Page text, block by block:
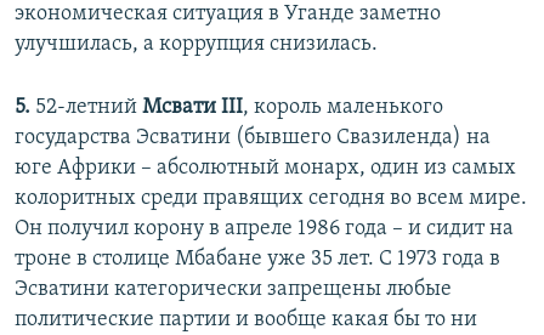
экономическая ситуация в Уганде заметно
улучшилась, а коррупция снизилась.
5. 52-летний Мсвати III, король маленького
государства Эсватини (бывшего Свазиленда) на
юге Африки – абсолютный монарх, один из самых
колоритных среди правящих сегодня во всем мире.
Он получил корону в апреле 1986 года – и сидит на
троне в столице Мбабане уже 35 лет. С 1973 года в
Эсватини категорически запрещены любые
политические партии и вообще какая бы то ни